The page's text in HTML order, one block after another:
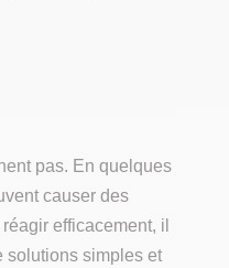
pas. En quelques
causer des
efficacement, il
solutions simples et